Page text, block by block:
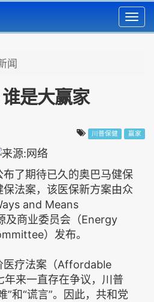
闻
是大赢家
川普保健 赢家
了期待已久的奥巴马健保
法案，该医保新方案由众
and Means
及商业委员会（Energy
）发布。
医疗法案（Affordable
来一直存在争议，川普
”和“谎言”。因此，共和党